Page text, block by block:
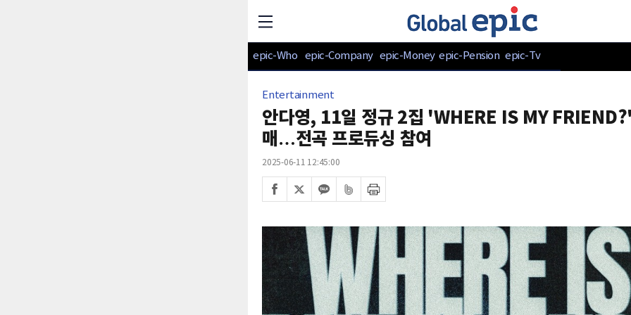
epic-Who epic-Company epic-Money epic-Pension epic-Tv
Entertainment
안다영, 11일 정규 2집 'WHERE IS MY
매…전곡 프로듀싱 참여
2025-06-11 12:45:00